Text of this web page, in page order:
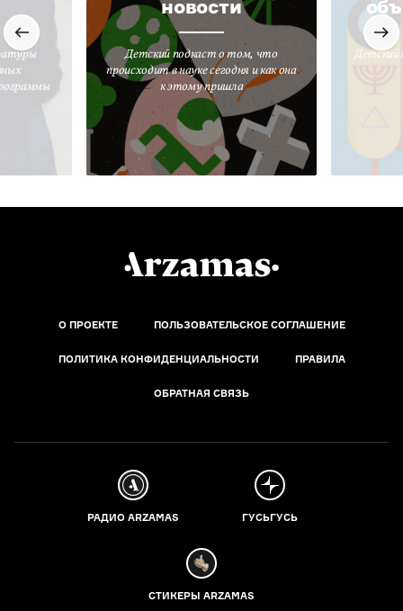
новости
Детский подкаст о том, что
происходит в науке сегодня и как она
к этому пришла
Детский
О ПРОЕКТЕ ПОЛЬЗОВАТЕЛЬСКОЕ СОГЛАШЕНИЕ
ПОЛИТИКА КОНФИДЕНЦИАЛЬНОСТИ ПРАВИЛА
ОБРАТНАЯ СВЯЗЬ
РАДИО ARZAMAS ГУСЬГУСЬ
СТИКЕРЫ ARZAMAS